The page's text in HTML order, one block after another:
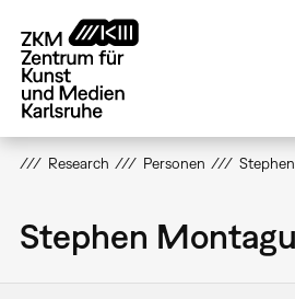
zum
Inhalt
Research Personen
Stephen